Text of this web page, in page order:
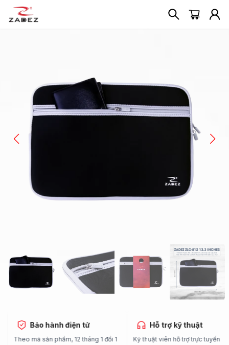
Bảo hành điện tử
Theo mã sản phẩm, 12 tháng 1 đổi 1
Hỗ trợ kỹ thuật
Kỹ thuật viên hỗ trợ trực tuyến